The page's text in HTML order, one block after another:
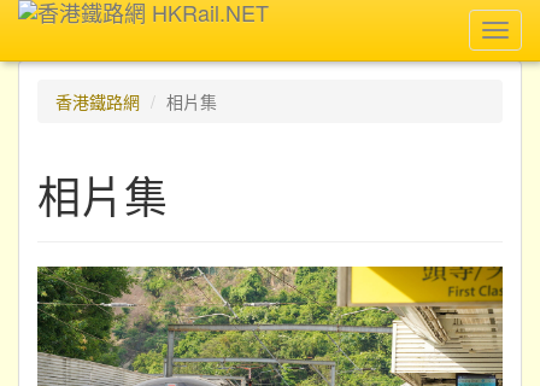
香港鐵路網
相片集
相片集